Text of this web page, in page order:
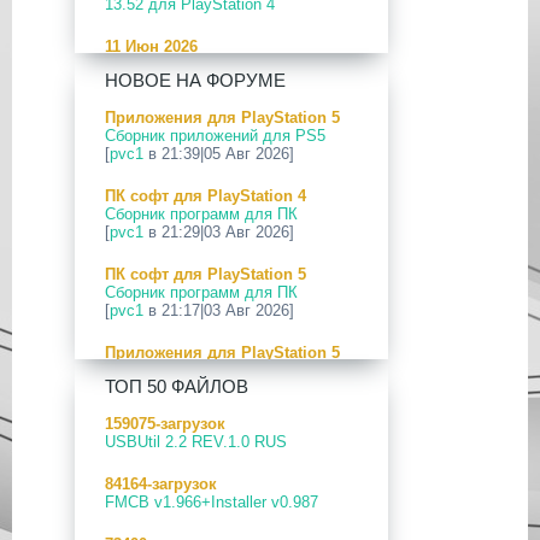
13.52 для PlayStation 4
11 Июн 2026
[PS5] Программное Обеспечение
26.04-13.40.00 для PlayStation 5
24 Апр 2026
[PS5] Программное Обеспечение
26.03-13.20.00 для PlayStation 5
12 Апр 2026
[PS Portal] Программное
Обеспечение 7.0.2 для PS Portal
09 Апр 2026
[PS3|CFW] webMAN MOD
v1.47.48p
29 Мар 2026
[PS3] PS3HEN v3.5.0
19 Мар 2026
[PS Portal] Программное
18 Мар 2026
4.93 для PlayStation 3
НОВОЕ НА ФОРУМЕ
Приложения для PlayStation 5
Сборник приложений для PS5
[pvc1 в 21:39|05 Авг 2026]
ПК софт для PlayStation 4
Сборник программ для ПК
[pvc1 в 21:29|03 Авг 2026]
ПК софт для PlayStation 5
Сборник программ для ПК
[pvc1 в 21:17|03 Авг 2026]
Приложения для PlayStation 5
PS5 Payload websrv v0.34
[pvc1 в 09:02|03 Авг 2026]
Приложения для PlayStation 5
PS5 payload shsrv v0.20
Приложения для PlayStation 5
ТОП 50 ФАЙЛОВ
159075-загрузок
USBUtil 2.2 REV.1.0 RUS
84164-загрузок
FMCB v1.966+Installer v0.987